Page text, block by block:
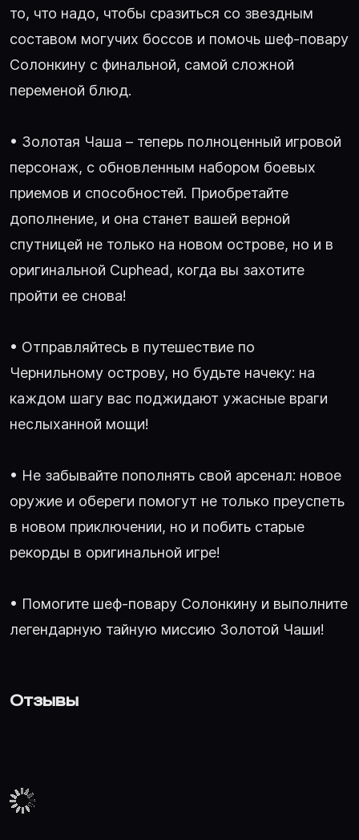
то, что надо, чтобы сразиться со звездным
составом могучих боссов и помочь шеф-повару
Солонкину с финальной, самой сложной
переменой блюд.
• Золотая Чаша – теперь полноценный игровой
персонаж, с обновленным набором боевых
приемов и способностей. Приобретайте
дополнение, и она станет вашей верной
спутницей не только на новом острове, но и в
оригинальной Cuphead, когда вы захотите
пройти ее снова!
• Отправляйтесь в путешествие по
Чернильному острову, но будьте начеку: на
каждом шагу вас поджидают ужасные враги
неслыханной мощи!
• Не забывайте пополнять свой арсенал: новое
оружие и обереги помогут не только преуспеть
в новом приключении, но и побить старые
рекорды в оригинальной игре!
• Помогите шеф-повару Солонкину и выполните
легендарную тайную миссию Золотой Чаши!
Отзывы